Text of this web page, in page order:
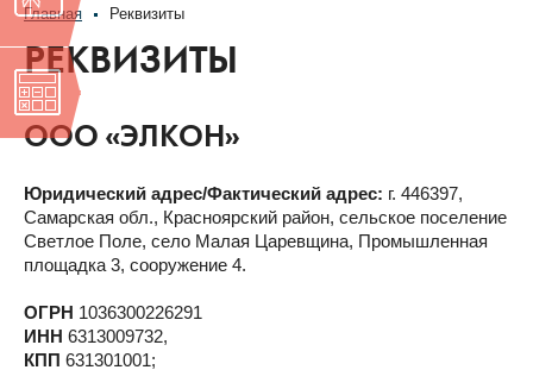
Главная Реквизиты
РЕКВИЗИТЫ
OOO «ЭЛКОН»
Юридический адрес/Фактический адрес: г. 446397,
Самарская обл., Красноярский район, сельское поселение
Светлое Поле, село Малая Царевщина, Промышленная
площадка 3, сооружение 4.
ОГРН 1036300226291
ИНН 6313009732,
КПП 631301001;